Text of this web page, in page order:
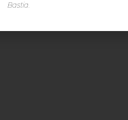
Bastia.